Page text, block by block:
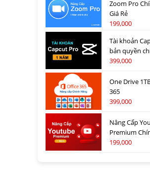
Zoom Pro
Giá Rẻ
199,000
Tài khoản
bản quyền
399,000
One Drive
365
399,000
Nâng Cấp
Premium
199,000